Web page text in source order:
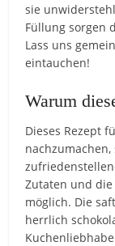
sie
Füllung sorgen
Lass uns
eintauchen!
Warum
Dieses Rezept
Zutaten und
möglich. Die
herrlich